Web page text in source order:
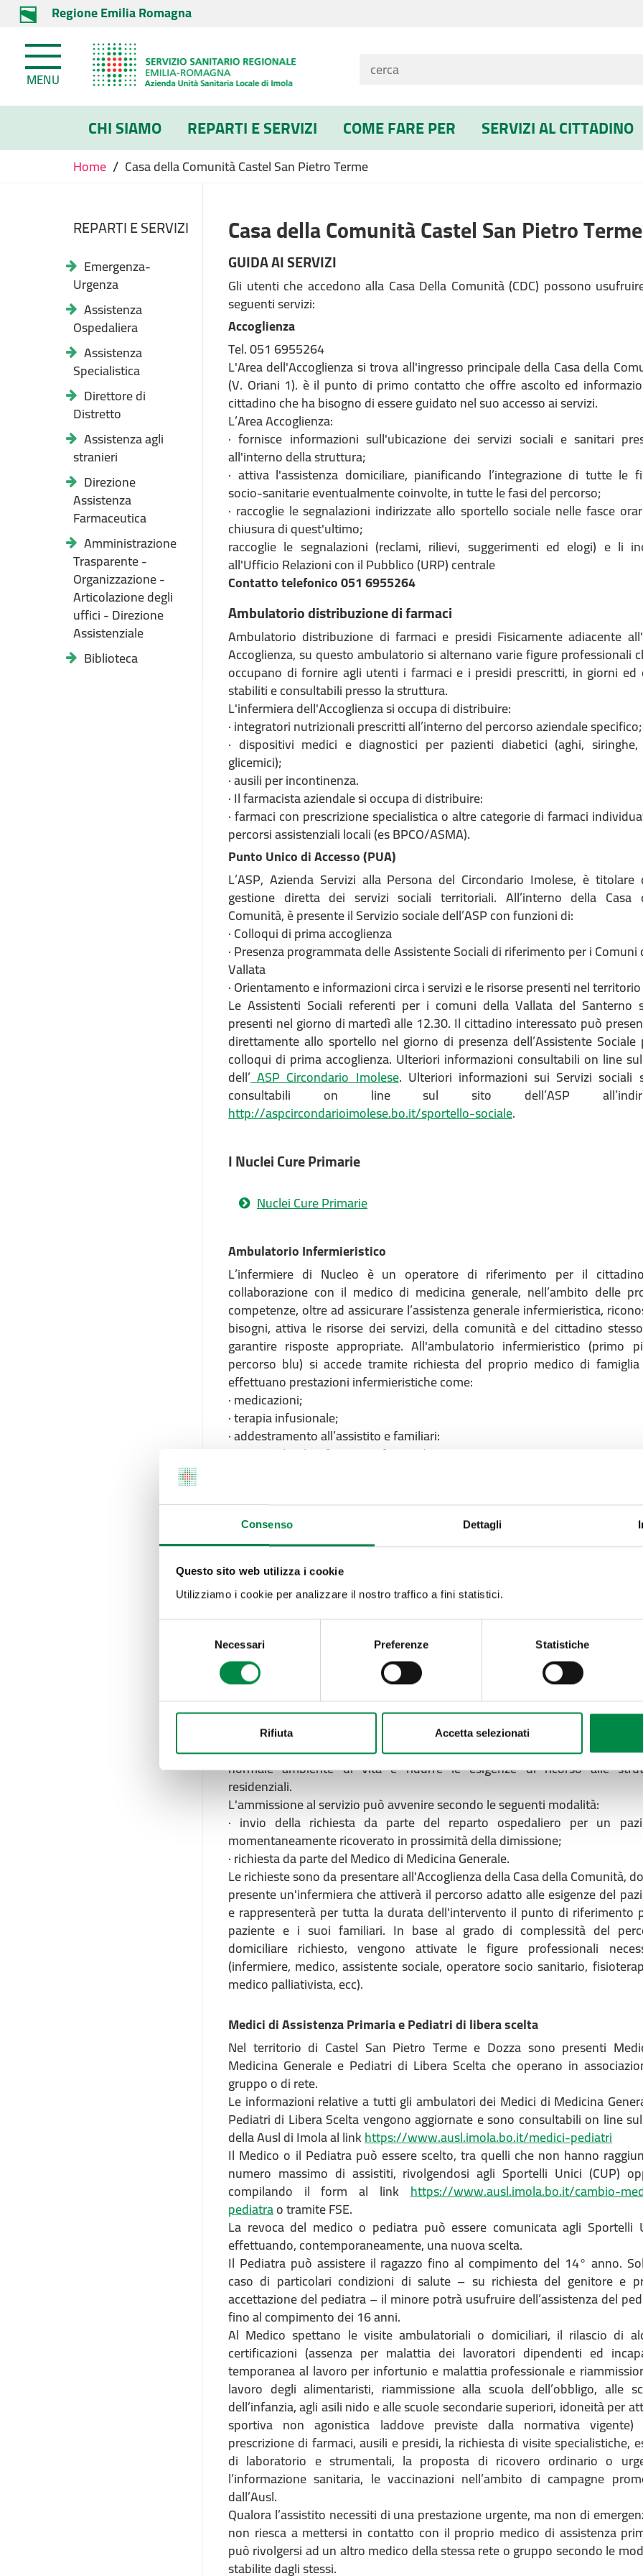
Consenso Dettagli
Questo sito web utilizza i cookie
Utilizziamo i cookie per analizzare il nostro traffico a fini statistici.
Necessari Preferenze Statistiche
Rifiuta Accetta selezionati
Regione Emilia Romagna
MENU
CHI SIAMO REPARTI E SERVIZI COME FARE PER SERVIZI AL CITTADINO
Home / Casa della Comunità Castel San Pietro Terme
REPARTI E SERVIZI
Emergenza-
Urgenza
Assistenza
Ospedaliera
Assistenza
Specialistica
Direttore di
Distretto
Assistenza agli
stranieri
Direzione
Assistenza
Farmaceutica
Amministrazione
Trasparente -
Organizzazione -
Articolazione degli
uffici - Direzione
Assistenziale
Biblioteca
Casa della Comunità Castel San Pietro Terme
GUIDA AI SERVIZI
Gli utenti che accedono alla Casa Della Comunità (CDC) possono
seguenti servizi:
Accoglienza
Tel. 051 6955264
L'Area dell'Accoglienza si trova all'ingresso principale della Casa della
(V. Oriani 1). è il punto di primo contatto che offre ascolto ed
cittadino che ha bisogno di essere guidato nel suo accesso ai servizi.
L’Area Accoglienza:
· fornisce informazioni sull'ubicazione dei servizi sociali e sanitari
all'interno della struttura;
· attiva l'assistenza domiciliare, pianificando l’integrazione di tutte le
socio-sanitarie eventualmente coinvolte, in tutte le fasi del percorso;
· raccoglie le segnalazioni indirizzate allo sportello sociale nelle fasce
chiusura di quest'ultimo;
raccoglie le segnalazioni (reclami, rilievi, suggerimenti ed elogi) e li
all'Ufficio Relazioni con il Pubblico (URP) centrale
Contatto telefonico 051 6955264
Ambulatorio distribuzione di farmaci
Ambulatorio distribuzione di farmaci e presidi Fisicamente adiacente
Accoglienza, su questo ambulatorio si alternano varie figure professionali
occupano di fornire agli utenti i farmaci e i presidi prescritti, in giorni ed
stabiliti e consultabili presso la struttura.
L'infermiera dell'Accoglienza si occupa di distribuire:
· integratori nutrizionali prescritti all’interno del percorso aziendale specifico;
· dispositivi medici e diagnostici per pazienti diabetici (aghi,
glicemici);
· ausili per incontinenza.
· Il farmacista aziendale si occupa di distribuire:
· farmaci con prescrizione specialistica o altre categorie di farmaci
percorsi assistenziali locali (es BPCO/ASMA).
Punto Unico di Accesso (PUA)
L’ASP, Azienda Servizi alla Persona del Circondario Imolese, è titolare
gestione diretta dei servizi sociali territoriali. All’interno della Casa
Comunità, è presente il Servizio sociale dell’ASP con funzioni di:
· Colloqui di prima accoglienza
· Presenza programmata delle Assistente Sociali di riferimento per i Comuni
Vallata
· Orientamento e informazioni circa i servizi e le risorse presenti nel territorio
Le Assistenti Sociali referenti per i comuni della Vallata del Santerno
presenti nel giorno di martedì alle 12.30. Il cittadino interessato può
direttamente allo sportello nel giorno di presenza dell’Assistente Sociale
colloqui di prima accoglienza. Ulteriori informazioni consultabili on line
dell’ASP Circondario Imolese. Ulteriori informazioni sui Servizi sociali
consultabili on line sul sito dell’ASP
http://aspcircondarioimolese.bo.it/sportello-sociale.
I Nuclei Cure Primarie
Nuclei Cure Primarie
Ambulatorio Infermieristico
L’infermiere di Nucleo è un operatore di riferimento per il
collaborazione con il medico di medicina generale, nell’ambito delle
competenze, oltre ad assicurare l’assistenza generale infermieristica,
bisogni, attiva le risorse dei servizi, della comunità e del cittadino
garantire risposte appropriate. All'ambulatorio infermieristico (primo
percorso blu) si accede tramite richiesta del proprio medico di
effettuano prestazioni infermieristiche come:
· medicazioni;
· terapia infusionale;
· addestramento all’assistito e familiari:
· iniezioni (esclusi farmaci in fascia C);
· attivazione assistenza domiciliare
Gli infermieri territoriali, inoltre, collaborano con i medici di
monitoraggio e nella presa in carico delle persone con malattie
complesse (es. diabete, bronco pneumopatia cronico ostruttiva,
cardiaco), svolgendo un importante ruolo di educazione sanitaria per il
per target specifici di pazienti, raccordandosi costantemente con gli
operatori per l’assistenza domiciliare.
venerdì dalle 8 alle 17 e il sabato mattina dalle 8 alle 13.
Assistenza domiciliare
Il servizio di assistenza domiciliare garantisce al domicilio prestazioni di
sanitaria, socio-assistenziale e socio-educativa. Le prestazioni sono
cittadini che temporaneamente o stabilmente sono fisicamente
raggiungere la Casa della Comunità, per consentire loro la
normale ambiente di vita e ridurre le esigenze di ricorso alle
residenziali.
L'ammissione al servizio può avvenire secondo le seguenti modalità:
· invio della richiesta da parte del reparto ospedaliero per un
momentaneamente ricoverato in prossimità della dimissione;
· richiesta da parte del Medico di Medicina Generale.
Le richieste sono da presentare all'Accoglienza della Casa della Comunità,
presente un'infermiera che attiverà il percorso adatto alle esigenze del
e rappresenterà per tutta la durata dell'intervento il punto di riferimento
paziente e i suoi familiari. In base al grado di complessità del
domiciliare richiesto, vengono attivate le figure professionali
(infermiere, medico, assistente sociale, operatore socio sanitario,
medico palliativista, ecc).
Medici di Assistenza Primaria e Pediatri di libera scelta
Nel territorio di Castel San Pietro Terme e Dozza sono presenti
Medicina Generale e Pediatri di Libera Scelta che operano in
gruppo o di rete.
Le informazioni relative a tutti gli ambulatori dei Medici di Medicina
Pediatri di Libera Scelta vengono aggiornate e sono consultabili on line
della Ausl di Imola al linkhttps://www.ausl.imola.bo.it/medici-pediatri
Il Medico o il Pediatra può essere scelto, tra quelli che non hanno
numero massimo di assistiti, rivolgendosi agli Sportelli Unici (CUP)
compilando il form al linkhttps://www.ausl.imola.bo.it/cambio-
pediatrao tramite FSE.
La revoca del medico o pediatra può essere comunicata agli Sportelli
effettuando, contemporaneamente, una nuova scelta.
Il Pediatra può assistere il ragazzo fino al compimento del 14° anno.
caso di particolari condizioni di salute – su richiesta del genitore e
accettazione del pediatra – il minore potrà usufruire dell’assistenza del
fino al compimento dei 16 anni.
Al Medico spettano le visite ambulatoriali o domiciliari, il rilascio di
certificazioni (assenza per malattia dei lavoratori dipendenti ed
temporanea al lavoro per infortunio e malattia professionale e
lavoro degli alimentaristi, riammissione alla scuola dell’obbligo, alle
dell’infanzia, agli asili nido e alle scuole secondarie superiori, idoneità per
sportiva non agonistica laddove previste dalla normativa
prescrizione di farmaci, ausili e presidi, la richiesta di visite specialistiche,
di laboratorio e strumentali, la proposta di ricovero ordinario o
l’informazione sanitaria, le vaccinazioni nell’ambito di campagne
dall’Ausl.
Qualora l’assistito necessiti di una prestazione urgente, ma non di
non riesca a mettersi in contatto con il proprio medico di assistenza
può rivolgersi ad un altro medico della stessa rete o gruppo secondo le
stabilite dagli stessi.